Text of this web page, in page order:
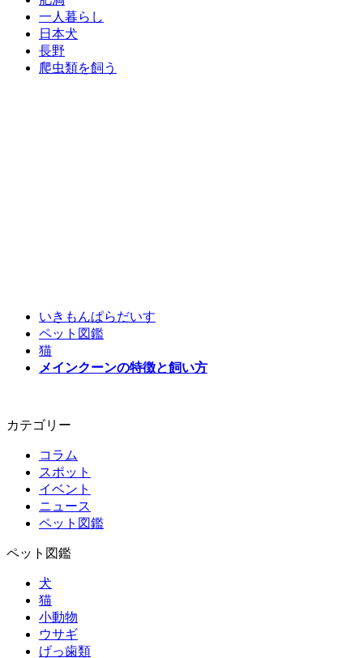
一人暮らし
日本犬
長野
爬虫類を飼う
いきもんぱらだいす
ペット図鑑
猫
メインクーンの特徴と飼い方
カテゴリー
コラム
スポット
イベント
ニュース
ペット図鑑
ペット図鑑
犬
猫
小動物
ウサギ
げっ歯類